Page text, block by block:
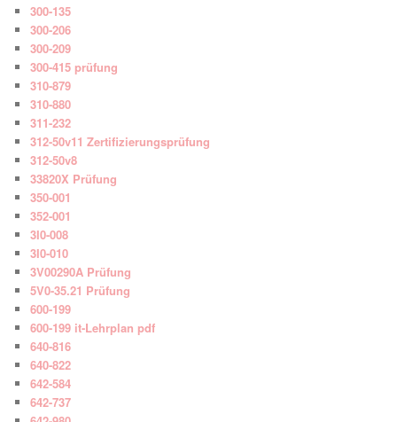
300-135
300-206
300-209
300-415 prüfung
310-879
310-880
311-232
312-50v11 Zertifizierungsprüfung
312-50v8
33820X Prüfung
350-001
352-001
3I0-008
3I0-010
3V00290A Prüfung
5V0-35.21 Prüfung
600-199
600-199 it-Lehrplan pdf
640-816
640-822
642-584
642-737